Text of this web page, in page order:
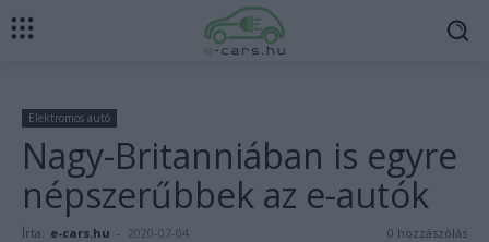
Elektromos autó
Nagy-Britanniában is egyre
népszerűbbek az e-autók
Írta: e-cars.hu - 2020-07-04 0 hozzászólás